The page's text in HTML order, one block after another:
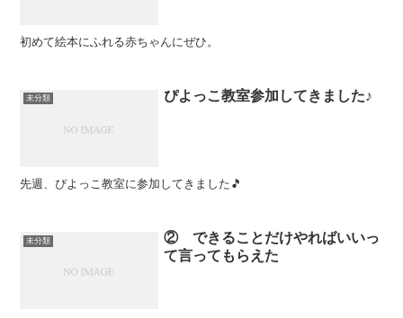
初めて絵本にふれる赤ちゃんにぜひ。
未分類 ぴよっこ教室参加してきました♪
先週、ぴよっこ教室に参加してきました🎵
未分類
② できることだけやればいいっ
て言ってもらえた